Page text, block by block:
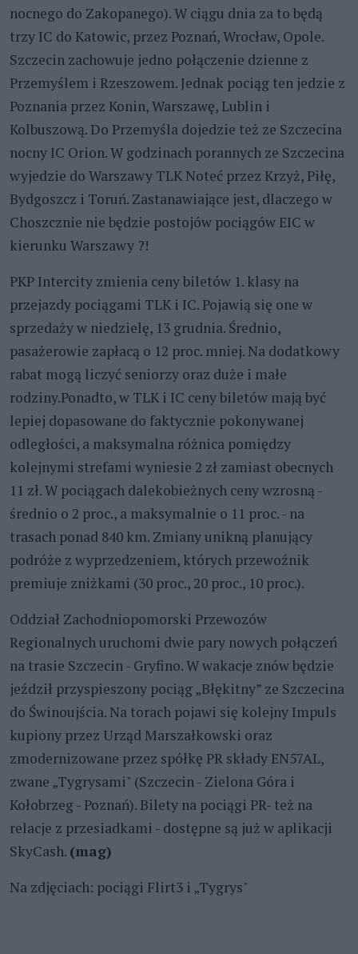
nocnego do Zakopanego). W ciągu dnia za to będą
trzy IC do Katowic, przez Poznań, Wrocław, Opole.
Szczecin zachowuje jedno połączenie dzienne z
Przemyślem i Rzeszowem. Jednak pociąg ten jedzie z
Poznania przez Konin, Warszawę, Lublin i
Kolbuszową. Do Przemyśla dojedzie też ze Szczecina
nocny IC Orion. W godzinach porannych ze Szczecina
wyjedzie do Warszawy TLK Noteć przez Krzyż, Piłę,
Bydgoszcz i Toruń. Zastanawiające jest, dlaczego w
Choszcznie nie będzie postojów pociągów EIC w
kierunku Warszawy ?!
PKP Intercity zmienia ceny biletów 1. klasy na
przejazdy pociągami TLK i IC. Pojawią się one w
sprzedaży w niedzielę, 13 grudnia. Średnio,
pasażerowie zapłacą o 12 proc. mniej. Na dodatkowy
rabat mogą liczyć seniorzy oraz duże i małe
rodziny.Ponadto, w TLK i IC ceny biletów mają być
lepiej dopasowane do faktycznie pokonywanej
odległości, a maksymalna różnica pomiędzy
kolejnymi strefami wyniesie 2 zł zamiast obecnych
11 zł. W pociągach dalekobieżnych ceny wzrosną -
średnio o 2 proc., a maksymalnie o 11 proc. - na
trasach ponad 840 km. Zmiany unikną planujący
podróże z wyprzedzeniem, których przewoźnik
premiuje zniżkami (30 proc., 20 proc., 10 proc.).
Oddział Zachodniopomorski Przewozów
Regionalnych uruchomi dwie pary nowych połączeń
na trasie Szczecin - Gryfino. W wakacje znów będzie
jeździł przyspieszony pociąg „Błękitny” ze Szczecina
do Świnoujścia. Na torach pojawi się kolejny Impuls
kupiony przez Urząd Marszałkowski oraz
zmodernizowane przez spółkę PR składy EN57AL,
zwane „Tygrysami" (Szczecin - Zielona Góra i
Kołobrzeg - Poznań). Bilety na pociągi PR- też na
relacje z przesiadkami - dostępne są już w aplikacji
SkyCash. (mag)
Na zdjęciach: pociągi Flirt3 i „Tygrys"